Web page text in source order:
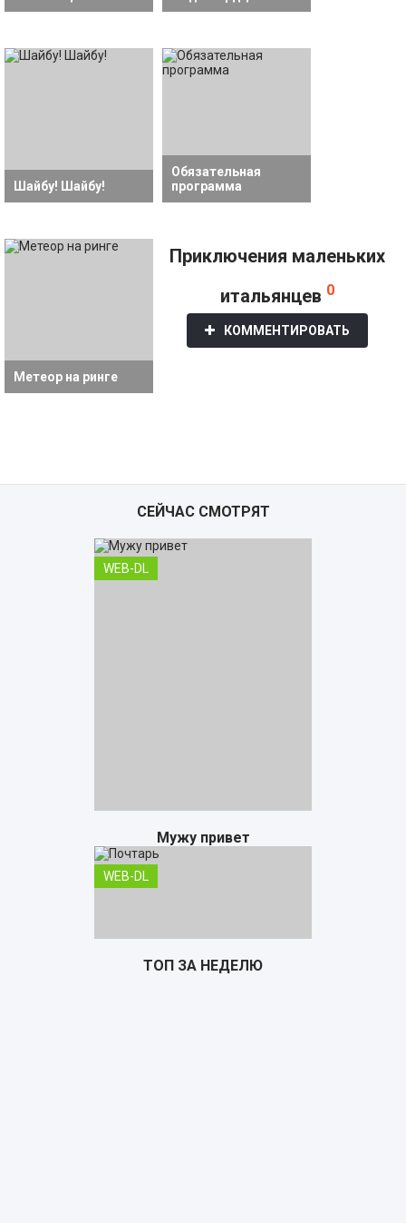
Шайбу! Шайбу!
Обязательная
программа
Метеор на ринге
Приключения маленьких
итальянцев 0
КОММЕНТИРОВАТЬ
СЕЙЧАС СМОТРЯТ
WEB-DL
Мужу привет
WEB-DL
ТОП ЗА НЕДЕЛЮ